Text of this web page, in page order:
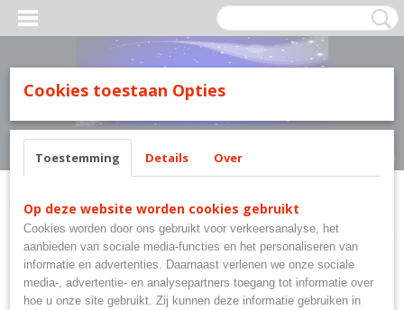
Inloggen Registreren
(0)
Home >Merkkledij Taro Nachtkleding Family Line.>Taro Nachthemd
Olympia. Maat: M - L - XL
Cookies toestaan Opties
Toestemming Details Over
Op deze website worden cookies gebruikt
Cookies worden door ons gebruikt voor verkeersanalyse, het
aanbieden van sociale media-functies en het personaliseren van
informatie en advertenties. Daarnaast verlenen we onze sociale
media-, advertentie- en analysepartners toegang tot informatie over
hoe u onze site gebruikt. Zij kunnen deze informatie gebruiken in